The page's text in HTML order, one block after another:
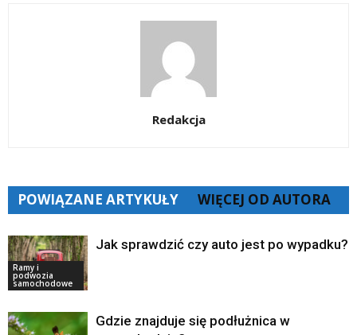
Redakcja
POWIĄZANE ARTYKUŁY WIĘCEJ OD AUTORA
Ramy i
podwozia
samochodowe
Jak sprawdzić czy auto jest po wypadku?
Gdzie znajduje się podłużnica w